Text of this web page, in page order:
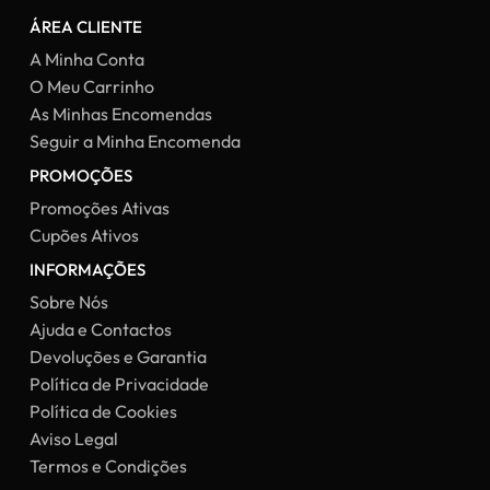
ÁREA CLIENTE
A Minha Conta
O Meu Carrinho
As Minhas Encomendas
Seguir a Minha Encomenda
PROMOÇÕES
Promoções Ativas
Cupões Ativos
INFORMAÇÕES
Sobre Nós
Ajuda e Contactos
Devoluções e Garantia
Política de Privacidade
Política de Cookies
Aviso Legal
Termos e Condições